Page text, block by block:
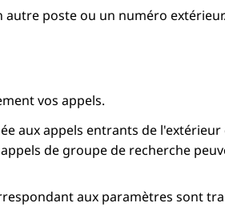
poste ou un numéro
vos appels.
aux appels entrants de
de groupe de recherche
aux paramètres sont